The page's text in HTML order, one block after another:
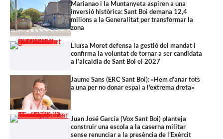
Marianao i la Muntanyeta aspiren a una
inversió històrica: Sant Boi demana 12,4
milions a la Generalitat per transformar la
zona
Lluïsa Moret defensa la gestió del mandat i
confirma la voluntat de tornar a ser candidata
a l’alcaldia de Sant Boi el 2027
Jaume Sans (ERC Sant Boi): «Hem d’anar tots
a una per no donar espai a l’extrema dreta»
Juan José García (Vox Sant Boi) planteja
construir una escola a la caserna militar
sense renunciar a la presència de l’Exèrcit